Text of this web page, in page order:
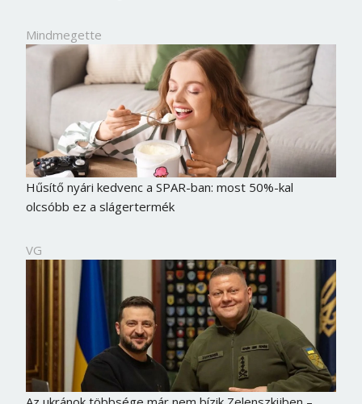
Mindmegette
Hűsítő nyári kedvenc a SPAR-ban: most 50%-kal
olcsóbb ez a slágertermék
VG